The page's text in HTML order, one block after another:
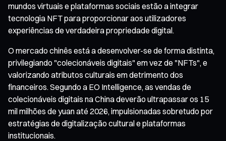
mundos virtuais e plataformas sociais estão a integrar
tecnologia NFT para proporcionar aos utilizadores
experiências de verdadeira propriedade digital.
O mercado chinês está a desenvolver-se de forma distinta,
privilegiando "colecionáveis digitais" em vez de "NFTs", e
valorizando atributos culturais em detrimento dos
financeiros. Segundo a EO Intelligence, as vendas de
colecionáveis digitais na China deverão ultrapassar os 15
mil milhões de yuan até 2026, impulsionadas sobretudo por
estratégias de digitalização cultural e plataformas
institucionais.